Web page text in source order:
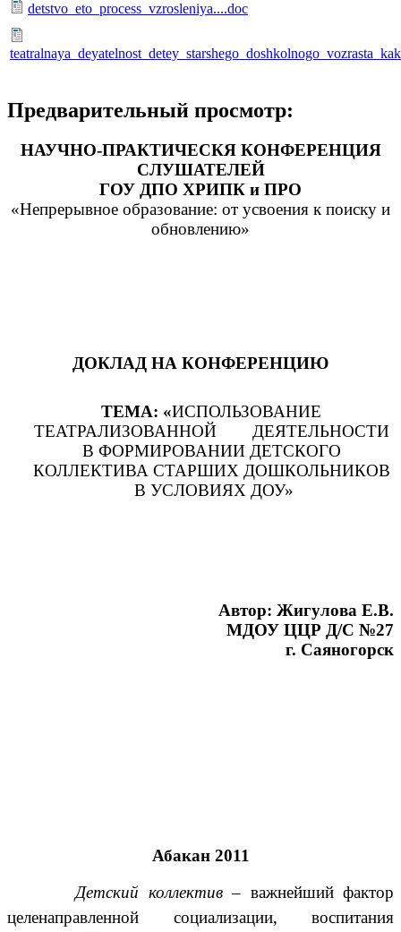
detstvo_eto_process_vzrosleniya....doc
Предварительный просмотр:
НАУЧНО-ПРАКТИЧЕСКЯ КОНФЕРЕНЦИЯ
СЛУШАТЕЛЕЙ
ГОУ ДПО ХРИПК и ПРО
«Непрерывное образование: от усвоения к поиску и
обновлению»
ДОКЛАД НА КОНФЕРЕНЦИЮ
ТЕМА: «ИСПОЛЬЗОВАНИЕ
ТЕАТРАЛИЗОВАННОЙ ДЕЯТЕЛЬНОСТИ
В ФОРМИРОВАНИИ ДЕТСКОГО
КОЛЛЕКТИВА СТАРШИХ ДОШКОЛЬНИКОВ
В УСЛОВИЯХ ДОУ»
Автор: Жигулова Е.В.
МДОУ ЦЦР Д/С №27
г. Саяногорск
Абакан 2011
Детский коллектив– важнейший фактор
целенаправленной социализации, воспитания